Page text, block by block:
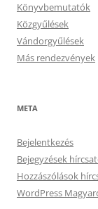
Könyvbemutatók
Közgyűlések
Vándorgyűlések
Más rendezvények
META
Bejelentkezés
Bejegyzések
Hozzászólások
WordPress